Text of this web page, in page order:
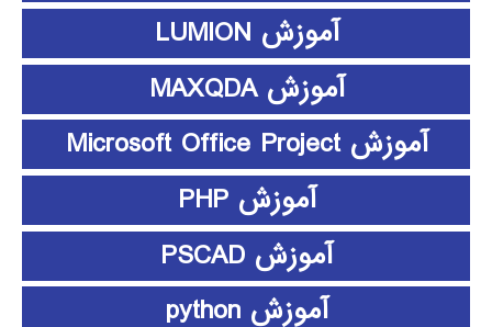
آموزش LUMION
آموزش MAXQDA
آموزش Microsoft Office Project
آموزش PHP
آموزش PSCAD
آموزش python